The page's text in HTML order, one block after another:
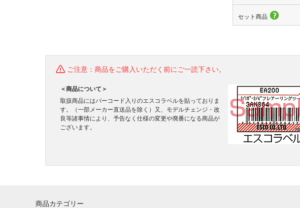
セット商品
ご注意：商品をご購入いただく前にご一読下さい。
＜商品について＞
取扱商品にはバーコード入りのエスコラベルを貼っておりま
す。（一部メーカー直送品を除く）又、モデルチェンジ・改
良等諸事情により、予告なく仕様の変更や廃番になる商品が
ございます。
商品カテゴリー